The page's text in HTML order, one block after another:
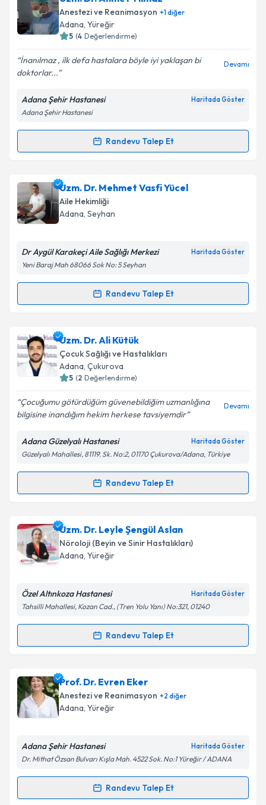
Takvim Talebini Gönder
talebi oluşturun. Size bu uzmandan randevu almanız
için bir takvim hazırlandığında e-posta ile
bilgilendireceğiz.
E-posta Adresiniz
Kişisel verilerimin işlenmesine ilişkin
Metni'ni okudum ve kişisel verilerimin belirtilen
kapsamda işlenmesini kabul ediyorum.
Anestezi ve Reanimasyon +1diğer
Adana, Yüreğir
5 (4 Değerlendirme)
İnanılmaz , ilk defa hastalara böyle iyi yaklaşan bi
doktorlar...
Devamı
Adana Şehir Hastanesi Haritada Göster
Adana Şehir Hastanesi
Randevu Talep Et
Randevu Takvimi Talebi
Uzm. Dr. Ahmet Yılmaziçin randevu takvimi talebi
oluşturun. Size bu uzmandan randevu almanız için bir
takvim hazırlandığında e-posta ile bilgilendireceğiz.
Kişisel verilerimin işlenmesine ilişkin
Metni'ni okudum ve kişisel verilerimin belirtilen
Takvim Talebini Gönder
Uzm. Dr. Mehmet Vasfi Yücel
Aile Hekimliği
Adana, Seyhan
Dr Aygül Karakeçi Aile Sağlığı Merkezi Haritada Göster
Yeni Baraj Mah 68066 Sok No: 5 Seyhan
Randevu Talep Et
Randevu Takvimi Talebi
Uzm. Dr. Mehmet Vasfi Yücel
talebi oluşturun. Size bu uzmandan randevu almanız
için bir takvim hazırlandığında e-posta ile
bilgilendireceğiz.
E-posta Adresiniz
Kişisel verilerimin işlenmesine ilişkinAydınlatma
Metni'ni okudum ve kişisel verilerimin belirtilen
kapsamda işlenmesini kabul ediyorum.
Uzm. Dr. Ali Kütük
Çocuk Sağlığı ve Hastalıkları
Adana, Çukurova
5 (2 Değerlendirme)
Çocuğumu götürdüğüm güvenebildiğim uzmanlığına
bilgisine inandığım hekim herkese tavsiyemdir
Devamı
Adana Güzelyalı Hastanesi Haritada Göster
Güzelyalı Mahallesi, 81119. Sk. No:2, 01170 Çukurova/Adana, Türkiye
Randevu Talep Et
Randevu Takvimi Talebi
Uzm. Dr. Ali Kütükiçin randevu takvimi talebi
oluşturun. Size bu uzmandan randevu almanız için bir
takvim hazırlandığında e-posta ile bilgilendireceğiz.
Kişisel verilerimin işlenmesine ilişkin
Metni'ni okudum ve kişisel verilerimin belirtilen
Takvim Talebini Gönder
Uzm. Dr. Leyle Şengül Aslan
Nöroloji (Beyin ve Sinir Hastalıkları)
Adana, Yüreğir
Özel Altınkoza Hastanesi Haritada Göster
Tahsilli Mahallesi, Kozan Cad., (Tren Yolu Yanı) No:321, 01240
Randevu Talep Et
Randevu Takvimi Talebi
Uzm. Dr. Leyle Şengül Aslan
talebi oluşturun. Size bu uzmandan randevu almanız
için bir takvim hazırlandığında e-posta ile
bilgilendireceğiz.
Kişisel verilerimin işlenmesine ilişkinAydınlatma
Prof. Dr. Evren Eker
Anestezi ve Reanimasyon +2 diğer
Adana, Yüreğir
Adana Şehir Hastanesi Haritada Göster
Dr. Mithat Özsan Bulvarı Kışla Mah. 4522 Sok. No:1 Yüreğir / ADANA
Randevu Talep Et
Randevu Takvimi Talebi